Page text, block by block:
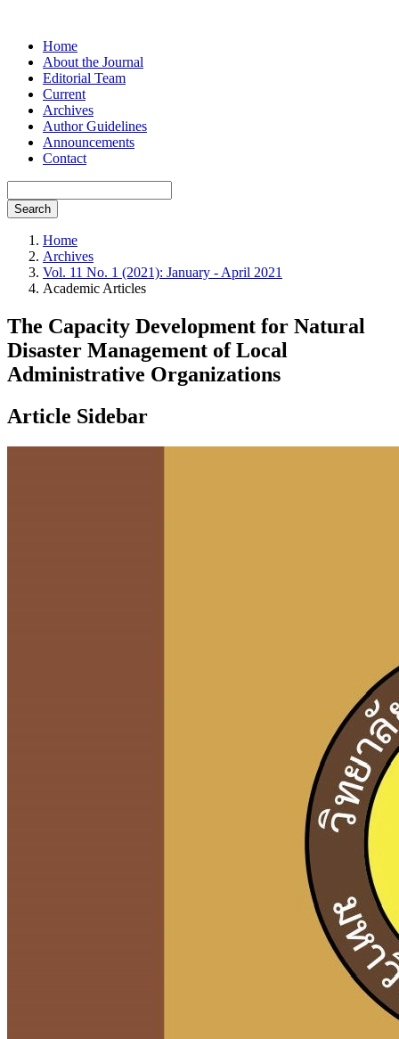
Home
About the Journal
Editorial Team
Current
Archives
Author Guidelines
Announcements
Contact
Search
Home
Archives
Vol. 11 No. 1 (2021): January - April 2021
Academic Articles
The Capacity Development for Natural
Disaster Management of Local
Administrative Organizations
Article Sidebar